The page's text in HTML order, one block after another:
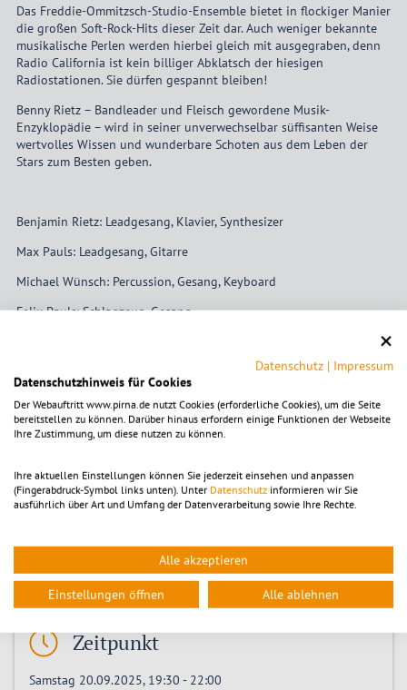
Das Freddie-Ommitzsch-Studio-Ensemble bietet in flockiger Manier
die großen Soft-Rock-Hits dieser Zeit dar. Auch weniger bekannte
musikalische Perlen werden hierbei gleich mit ausgegraben, denn
Radio California ist kein billiger Abklatsch der hiesigen
Radiostationen. Sie dürfen gespannt bleiben!
Benny Rietz – Bandleader und Fleisch gewordene Musik-
Enzyklopädie – wird in seiner unverwechselbar süffisanten Weise
wertvolles Wissen und wunderbare Schoten aus dem Leben der
Stars zum Besten geben.
Benjamin Rietz: Leadgesang, Klavier, Synthesizer
Max Pauls: Leadgesang, Gitarre
Michael Wünsch: Percussion, Gesang, Keyboard
Felix Pauls: Schlagzeug, Gesang
Preis:
Tickets kaufen
Zeitpunkt
Samstag 20.09.2025, 19:30 - 22:00
Datenschutz | Impressum
Datenschutzhinweis für Cookies
Der Webauftritt www.pirna.de nutzt Cookies (erforderliche Cookies), um die Seite
bereitstellen zu können. Darüber hinaus erfordern einige Funktionen der Webseite
Ihre Zustimmung, um diese nutzen zu können.
Ihre aktuellen Einstellungen können Sie jederzeit einsehen und anpassen
(Fingerabdruck-Symbol links unten). Unter Datenschutz informieren wir Sie
ausführlich über Art und Umfang der Datenverarbeitung sowie Ihre Rechte.
Alle akzeptieren
Einstellungen öffnen Alle ablehnen